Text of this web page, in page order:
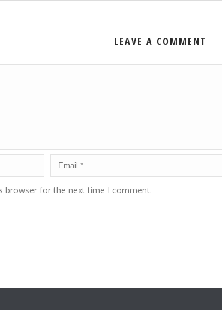
LEAVE A COMMENT
browser for the next time I comment.